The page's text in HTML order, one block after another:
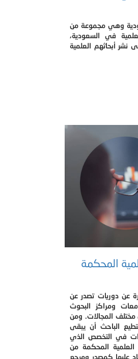
وهي مجموعة من
في السعودية،
نشر أبحاثهم العلمية
المحكمة
عن دوريات تصدر عن
ومراكز البحوث
المجالات. ومن
الباحث أن يبقى
في التخصص الذي
المحكمة من
عليها كمصدر ومرجع